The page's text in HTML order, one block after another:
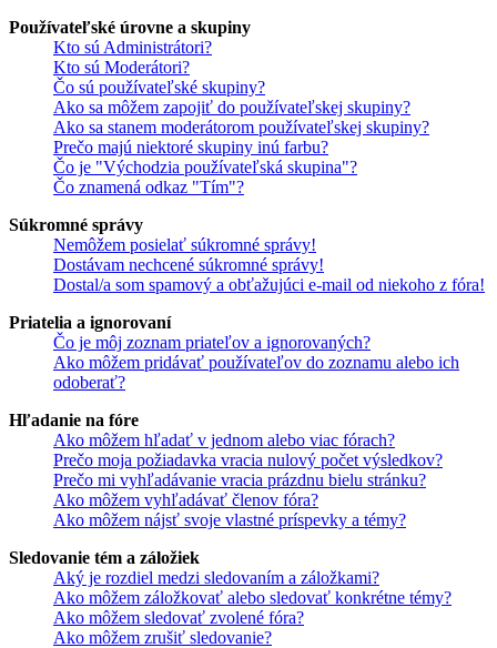
Používateľské úrovne a skupiny
Kto sú Administrátori?
Kto sú Moderátori?
Čo sú používateľské skupiny?
Ako sa môžem zapojiť do používateľskej skupiny?
Ako sa stanem moderátorom používateľskej skupiny?
Prečo majú niektoré skupiny inú farbu?
Čo je "Východzia používateľská skupina"?
Čo znamená odkaz "Tím"?
Súkromné správy
Nemôžem posielať súkromné správy!
Dostávam nechcené súkromné správy!
Dostal/a som spamový a obťažujúci e-mail od niekoho z fóra!
Priatelia a ignorovaní
Čo je môj zoznam priateľov a ignorovaných?
Ako môžem pridávať používateľov do zoznamu alebo ich
odoberať?
Hľadanie na fóre
Ako môžem hľadať v jednom alebo viac fórach?
Prečo moja požiadavka vracia nulový počet výsledkov?
Prečo mi vyhľadávanie vracia prázdnu bielu stránku?
Ako môžem vyhľadávať členov fóra?
Ako môžem nájsť svoje vlastné príspevky a témy?
Sledovanie tém a záložiek
Aký je rozdiel medzi sledovaním a záložkami?
Ako môžem záložkovať alebo sledovať konkrétne témy?
Ako môžem sledovať zvolené fóra?
Ako môžem zrušiť sledovanie?